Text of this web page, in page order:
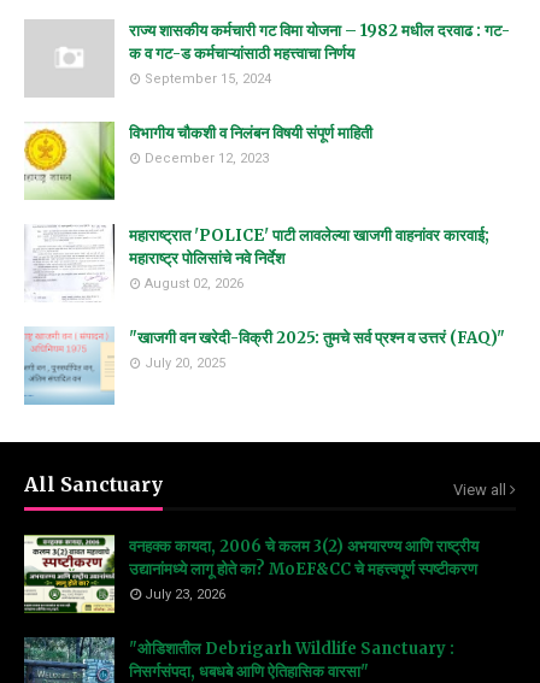
राज्य शासकीय कर्मचारी गट विमा योजना – 1982 मधील दरवाढ : गट-
क व गट-ड कर्मचाऱ्यांसाठी महत्त्वाचा निर्णय
September 15, 2024
विभागीय चौकशी व निलंबन विषयी संपूर्ण माहिती
December 12, 2023
महाराष्ट्रात 'POLICE' पाटी लावलेल्या खाजगी वाहनांवर कारवाई;
महाराष्ट्र पोलिसांचे नवे निर्देश
August 02, 2026
"खाजगी वन खरेदी-विक्री 2025: तुमचे सर्व प्रश्न व उत्तरं (FAQ)"
July 20, 2025
All Sanctuary View all
वनहक्क कायदा, 2006 चे कलम 3(2) अभयारण्य आणि राष्ट्रीय
उद्यानांमध्ये लागू होते का? MoEF&CC चे महत्त्वपूर्ण स्पष्टीकरण
July 23, 2026
"ओडिशातील Debrigarh Wildlife Sanctuary :
निसर्गसंपदा, धबधबे आणि ऐतिहासिक वारसा"